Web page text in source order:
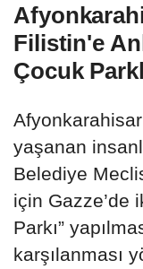
Filistin'e
Çocuk
yaşanan
Belediye
için Gazze’de
Parkı”
karşılanması